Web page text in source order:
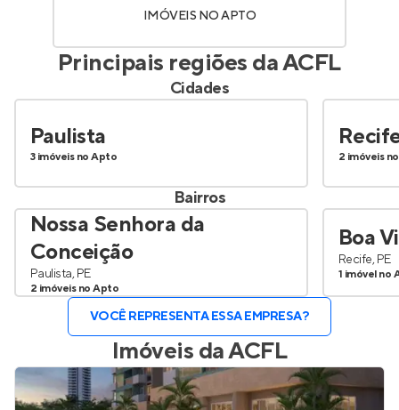
IMÓVEIS NO APTO
Principais regiões daACFL
Cidades
Paulista
3 imóveis no Apto 2 imóveis
Bairros
Nossa Senhora da
Conceição
Paulista, PE
2 imóveis no Apto
Boa
Recife, PE
1 imóvel no
VOCÊ REPRESENTA ESSA EMPRESA?
Imóveis daACFL